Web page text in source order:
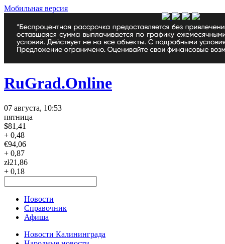
Мобильная версия
RuGrad.Online
07 августа, 10:53
пятница
$81,41
+ 0,48
€94,06
+ 0,87
zł21,86
+ 0,18
Новости
Справочник
Афиша
Новости Калининграда